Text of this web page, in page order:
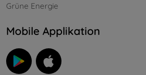
Grüne Energie
Mobile Applikation